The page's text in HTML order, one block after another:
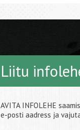
Liitu
AVITA INFOLEHE
e-posti aadress ja